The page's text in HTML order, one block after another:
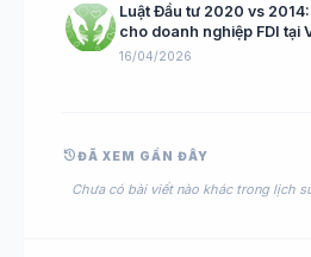
Luật Đầu tư 2020 vs
cho doanh nghiệp FDI tại
16/04/2026
historyĐÃ XEM GẦN ĐÂY
Chưa có bài viết nào khác trong lịch